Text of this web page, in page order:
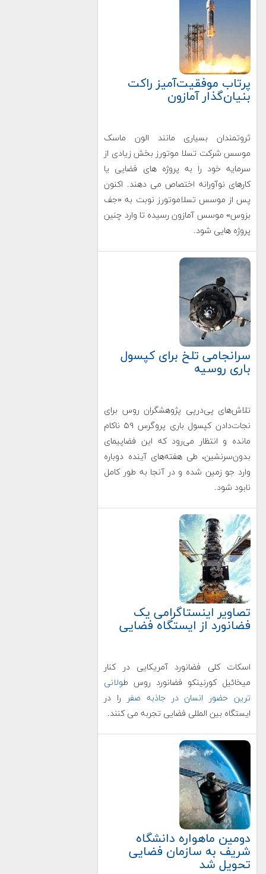
پرتاب موفقیت‌آمیز راکت
بنیان‌گذار آمازون
ثروتمندان بسیاری مانند الون ماسک
موسس شرکت تسلا موتورز بخش زیادی از
سرمایه خود را به پروژه های فضایی یا
کارهای نوآورانه اختصاص می دهند. اکنون
پس از موسس تسلاموتورز نوبت به «جف
بزوس» موسس آمازون رسیده تا وارد چنین
پروژه هایی شود.
سرانجامی تلخ برای کپسول
باری روسیه
تلاش‌های پی‌در‌پی پژوهشگران روس برای
نجات‌دادن کپسول باری پروگرس ۵۹ ناکام
مانده و انتظار می‌رود که این فضاپیمای
بدون‌سرنشین، طی هفته‌های آینده دوباره
وارد جو زمین شده و در آنجا به طور کامل
نابود شود.
تصاویر اینستاگرامی یک
فضانورد از ایستگاه فضایی
اسکات کلی فضانورد آمریکایی در کنار
میخائیل کورنینکو فضانورد روس طولانی
ترین حضور انسان در جاذبه صفر
را در
ایستگاه بین المللی فضایی تجربه می کنند.
دومین ماهواره دانشگاه
شریف به سازمان فضایی
تحویل شد